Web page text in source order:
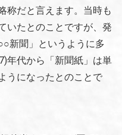
称だと言えます。当時も
いたとのことですが、発
新聞」というように多
年代から「新聞紙」は単
うになったとのことで